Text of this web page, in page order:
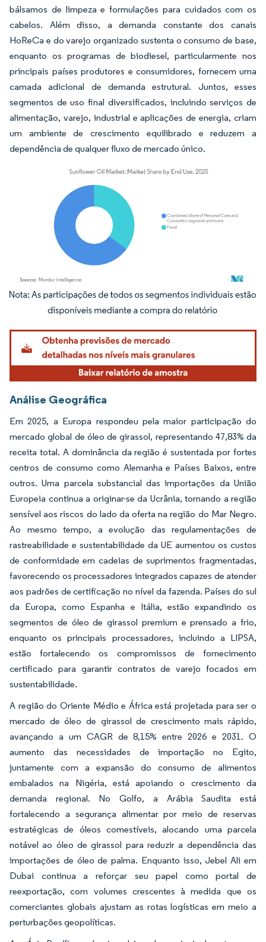
bálsamos de limpeza e formulações para cuidados com os
cabelos. Além disso, a demanda constante dos canais
HoReCa e do varejo organizado sustenta o consumo de base,
enquanto os programas de biodiesel, particularmente nos
principais países produtores e consumidores, fornecem uma
camada adicional de demanda estrutural. Juntos, esses
segmentos de uso final diversificados, incluindo serviços de
alimentação, varejo, industrial e aplicações de energia, criam
um ambiente de crescimento equilibrado e reduzem a
dependência de qualquer fluxo de mercado único.
Imagem © Mordor Intelligence. O reuso requer atribuição conforme CC BY 4.0.
Análise Geográfica
Em 2025, a Europa respondeu pela maior participação do
mercado global de óleo de girassol, representando 47,83% da
receita total. A dominância da região é sustentada por fortes
centros de consumo como Alemanha e Países Baixos, entre
outros. Uma parcela substancial das importações da União
Europeia continua a originar-se da Ucrânia, tornando a região
sensível aos riscos do lado da oferta na região do Mar Negro.
Ao mesmo tempo, a evolução das regulamentações de
rastreabilidade e sustentabilidade da UE aumentou os custos
de conformidade em cadeias de suprimentos fragmentadas,
favorecendo os processadores integrados capazes de atender
aos padrões de certificação no nível da fazenda. Países do sul
da Europa, como Espanha e Itália, estão expandindo os
segmentos de óleo de girassol premium e prensado a frio,
enquanto os principais processadores, incluindo a LIPSA,
estão fortalecendo os compromissos de fornecimento
certificado para garantir contratos de varejo focados em
sustentabilidade.
A região do Oriente Médio e África está projetada para ser o
mercado de óleo de girassol de crescimento mais rápido,
avançando a um CAGR de 8,15% entre 2026 e 2031. O
aumento das necessidades de importação no Egito,
juntamente com a expansão do consumo de alimentos
embalados na Nigéria, está apoiando o crescimento da
demanda regional. No Golfo, a Arábia Saudita está
fortalecendo a segurança alimentar por meio de reservas
estratégicas de óleos comestíveis, alocando uma parcela
notável ao óleo de girassol para reduzir a dependência das
importações de óleo de palma. Enquanto isso, Jebel Ali em
Dubai continua a reforçar seu papel como portal de
reexportação, com volumes crescentes à medida que os
comerciantes globais ajustam as rotas logísticas em meio a
perturbações geopolíticas.